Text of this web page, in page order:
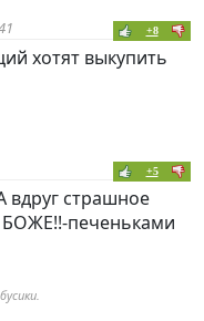
+8
хотят выкупить
+5
вдруг страшное
печеньками